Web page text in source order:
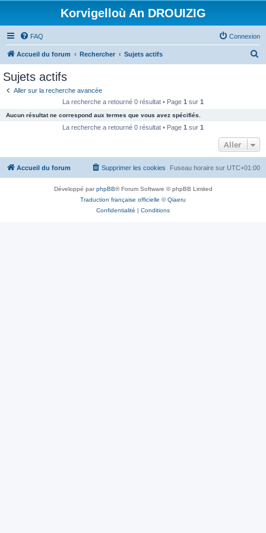
Korvigelloù An DROUIZIG
FAQ Connexion
Accueil du forum Rechercher Sujets actifs
c
e
Sujets actifs
Aller sur la recherche avancée
La recherche a retourné 0 résultat • Page 1 sur 1
Aucun résultat ne correspond aux termes que vous avez spécifiés.
La recherche a retourné 0 résultat • Page 1 sur 1
Aller
Accueil du forum Fuseau horaire sur UTC+01:00
Supprimer les cookies
Développé parphpBB® Forum Software © phpBB Limited
Traduction française officielle ©Qiaeru
Confidentialité | Conditions